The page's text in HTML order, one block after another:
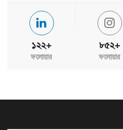
১২২+
ফলোয়ার
৮৫২+
ফলোয়ার